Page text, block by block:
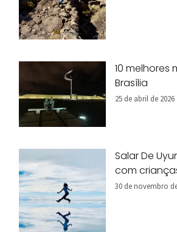
10 melhores
Brasília
25 de abril de 2026
Salar De
com
30 de novembro